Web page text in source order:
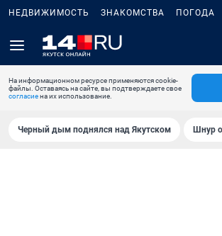
НЕДВИЖИМОСТЬ ЗНАКОМСТВА ПОГОДА
На информационном ресурсе применяются cookie-
файлы. Оставаясь на сайте, вы подтверждаете свое
согласиена их использование.
Черный дым поднялся над Якутском Шнур